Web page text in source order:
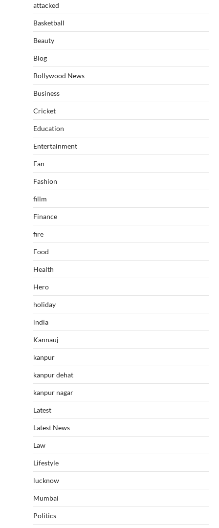
attacked
Basketball
Beauty
Blog
Bollywood News
Business
Cricket
Education
Entertainment
Fan
Fashion
fillm
Finance
fire
Food
Health
Hero
holiday
india
Kannauj
kanpur
kanpur dehat
kanpur nagar
Latest
Latest News
Law
Lifestyle
lucknow
Mumbai
Politics